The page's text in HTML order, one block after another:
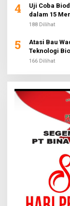
4
Uji Coba
dalam 15
188 Dilihat
5
Atasi Bau
Teknologi
166 Dilihat